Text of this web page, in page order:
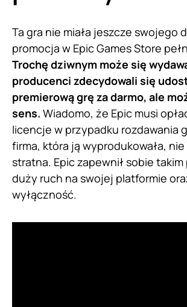
Ta gra nie miała jeszcze swojego
promocja w Epic Games Store
Trochę dziwnym może się
producenci zdecydowali się
premierową grę za darmo, ale
sens. Wiadomo, że Epic musi
licencje w przypadku rozdawania
firma, która ją wyprodukowała,
stratna. Epic zapewnił sobie
duży ruch na swojej platformie
wyłączność.